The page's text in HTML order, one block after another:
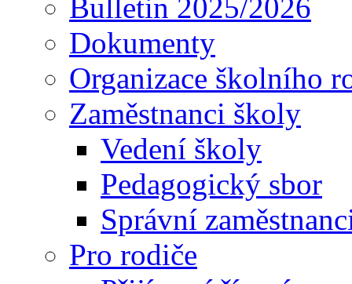
Bulletin 2025/2026
Dokumenty
Organizace školního
Zaměstnanci školy
Vedení školy
Pedagogický sbor
Správní
Pro rodiče